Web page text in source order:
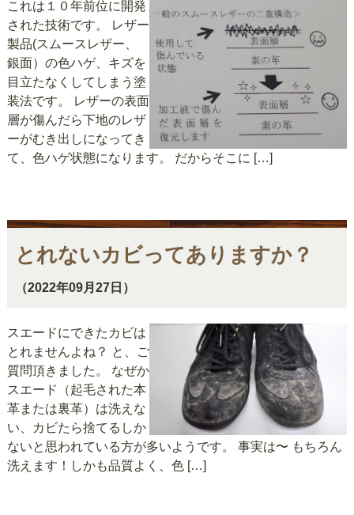
これは１０年前位に開発
された技術です。 レザー
製品(スムースレザー、
銀面）の色ハゲ、キズを
目立たなくしてしまう塗
装法です。 レザーの表面
層が傷んだら下地のレザ
ーがむき出しになってき
て、色ハゲ状態になります。 だからそこに […]
とれないカビってありますか？
（2022年09月27日）
スエードにできたカビは
とれませんよね？ と、ご
質問頂きました。 なぜか
スエード（起毛された本
革または裏革）は洗えな
い、カビたら捨てるしか
ないと思われている方が多いようです。 事実は〜 もちろん
洗えます！しかも品質よく、色 […]